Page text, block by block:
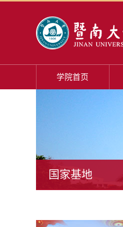
学院首页
国家基地